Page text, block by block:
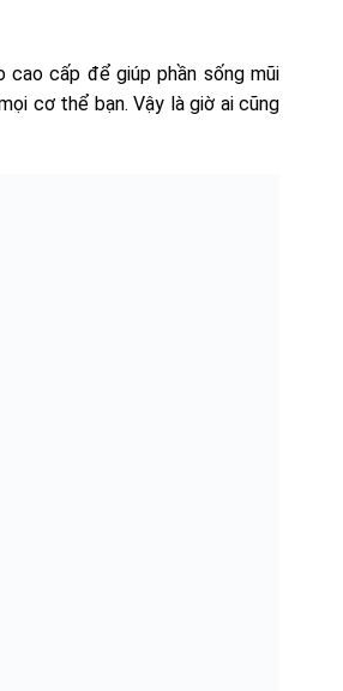
cao cấp để giúp phần sống mũi
cơ thể bạn. Vậy là giờ ai cũng